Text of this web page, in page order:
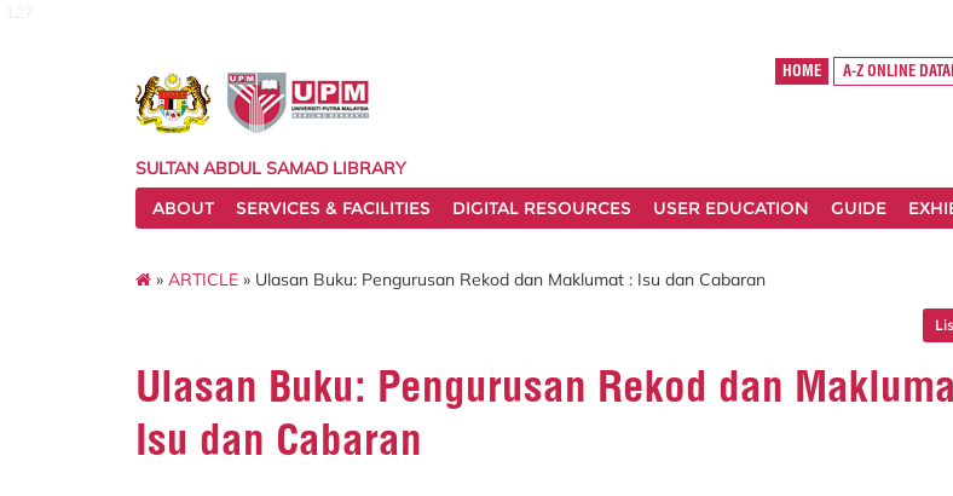
HOME A-Z ONLINE
SULTAN ABDUL SAMAD LIBRARY
ABOUT
SERVICES & FACILITIES DIGITAL RESOURCES USER EDUCATION GUIDE
» ARTICLE » Ulasan Buku: Pengurusan Rekod dan Maklumat : Isu dan Cabaran
Ulasan Buku: Pengurusan Rekod dan
Isu dan Cabaran